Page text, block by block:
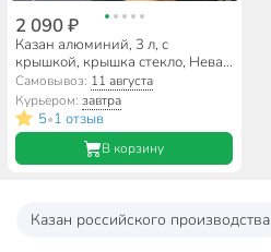
2 090 ₽
Казан алюминий, 3 л, с
крышкой, крышка стекло, Нева
Металл Посуда, Н0830д
Самовывоз: 11 августа
Курьером:завтра
5•1 отзыв
В корзину
Казан российского производства